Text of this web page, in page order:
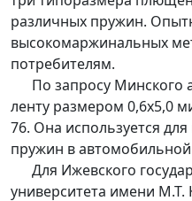
различных пружин.
высокомаржинальных
потребителям.
По запросу Минского
ленту размером 0,6х5,0
76. Она используется
пружин в
Для Ижевского
университета имени